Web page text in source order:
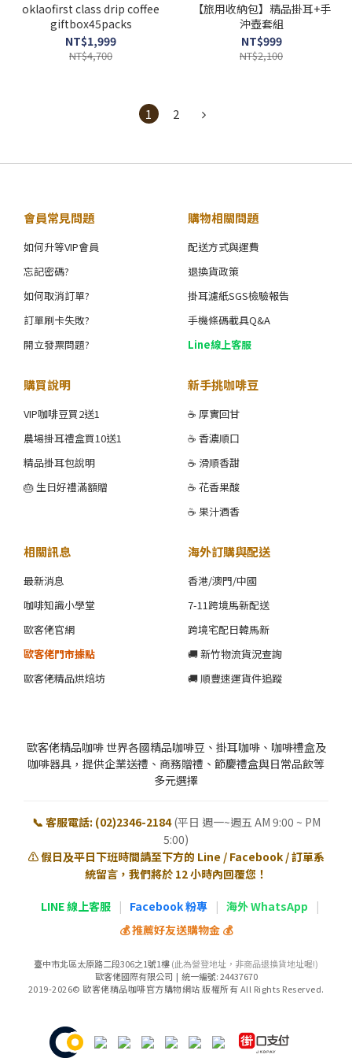
oklaofirst class drip coffee
giftbox45packs
NT$1,999
NT$4,700
【旅用收納包】精品掛耳+手
沖壺套組
NT$999
NT$2,100
1 2
會員常見問題
如何升等VIP會員
忘記密碼?
如何取消訂單?
訂單刷卡失敗?
開立發票問題?
購物相關問題
配送方式與運費
退換貨政策
掛耳濾紙SGS檢驗報告
手機條碼載具Q&A
Line線上客服
購買說明
VIP咖啡豆買2送1
農場掛耳禮盒買10送1
精品掛耳包說明
🎂 生日好禮滿額贈
新手挑咖啡豆
☕ 厚實回甘
☕ 香濃順口
☕ 滑順香甜
☕ 花香果酸
☕ 果汁酒香
相關訊息
最新消息
咖啡知識小學堂
歐客佬官網
歐客佬門市據點
歐客佬精品烘焙坊
海外訂購與配送
香港/澳門/中國
7-11跨境馬新配送
跨境宅配日韓馬新
🚚 新竹物流貨況查詢
🚚 順豐速運貨件追蹤
歐客佬精品咖啡 世界各國精品咖啡豆、掛耳咖啡、咖啡禮盒及
咖啡器具，提供企業送禮、商務贈禮、節慶禮盒與日常品飲等
多元選擇
📞 客服電話: (02)2346-2184 (平日 週一~週五 AM 9:00 ~ PM
5:00)
⚠️ 假日及平日下班時間請至下方的 Line / Facebook / 訂單系
統留言，我們將於 12 小時內回覆您！
LINE 線上客服 | Facebook 粉專 | 海外 WhatsApp
|
💰 推薦好友送購物金 💰
臺中市北區太原路二段306之1號1樓(此為營登地址，非商品退換貨地址喔!)
歐客佬國際有限公司 | 統一編號: 24437670
2019-2026© 歐客佬精品咖啡官方購物網站 版權所有 All Rights Reserved.